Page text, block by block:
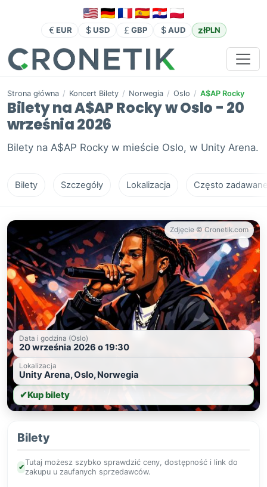
EUR USD GBP AUD złPLN
Strona główna / Koncert Bilety / Norwegia / Oslo / A$AP Rocky
Bilety na A$AP Rocky w Oslo - 20
września 2026
Bilety na A$AP Rocky w mieście Oslo, w Unity Arena.
Bilety Szczegóły Lokalizacja Często
Zdjęcie © Cronetik.com
Data i godzina (Oslo)
20 września 2026 o 19:30
Lokalizacja
Unity Arena, Oslo, Norwegia
✔Kup bilety
Bilety
✔
Tutaj możesz szybko sprawdzić ceny, dostępność i link do
zakupu u zaufanych sprzedawców.